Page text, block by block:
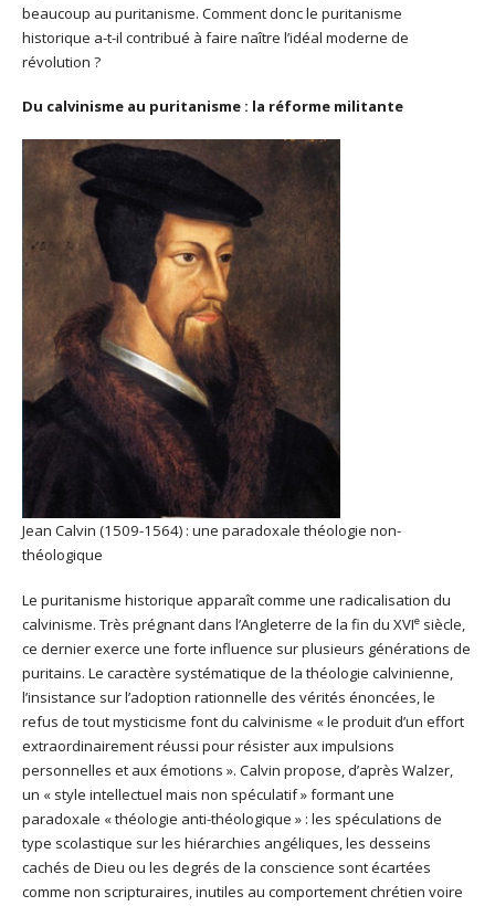
beaucoup au puritanisme. Comment donc le puritanisme
historique a-t-il contribué à faire naître l’idéal moderne de
révolution ?
Du calvinisme au puritanisme : la réforme militante
Jean Calvin (1509-1564) : une paradoxale théologie non-
théologique
Le puritanisme historique apparaît comme une radicalisation du
calvinisme. Très prégnant dans l’Angleterre de la fin du XVIe siècle,
ce dernier exerce une forte influence sur plusieurs générations de
puritains. Le caractère systématique de la théologie calvinienne,
l’insistance sur l’adoption rationnelle des vérités énoncées, le
refus de tout mysticisme font du calvinisme « le produit d’un effort
extraordinairement réussi pour résister aux impulsions
personnelles et aux émotions ». Calvin propose, d’après Walzer,
un « style intellectuel mais non spéculatif » formant une
paradoxale « théologie anti-théologique » : les spéculations de
type scolastique sur les hiérarchies angéliques, les desseins
cachés de Dieu ou les degrés de la conscience sont écartées
comme non scripturaires, inutiles au comportement chrétien voire